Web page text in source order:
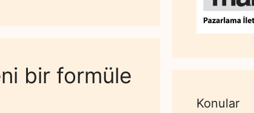
bir formüle
Konular